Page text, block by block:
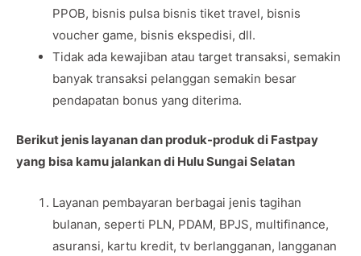
PPOB, bisnis pulsa bisnis tiket travel, bisnis
voucher game, bisnis ekspedisi, dll.
Tidak ada kewajiban atau target transaksi, semakin
banyak transaksi pelanggan semakin besar
pendapatan bonus yang diterima.
Berikut jenis layanan dan produk-produk di Fastpay
yang bisa kamu jalankan di Hulu Sungai Selatan
Layanan pembayaran berbagai jenis tagihan
bulanan, seperti PLN, PDAM, BPJS, multifinance,
asuransi, kartu kredit, tv berlangganan, langganan